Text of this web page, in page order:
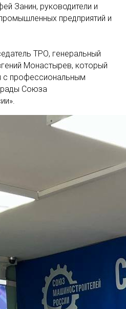
Занин, руководители и
предприятий и
ТРО, генеральный
Монастырев, который
с профессиональным
Союза